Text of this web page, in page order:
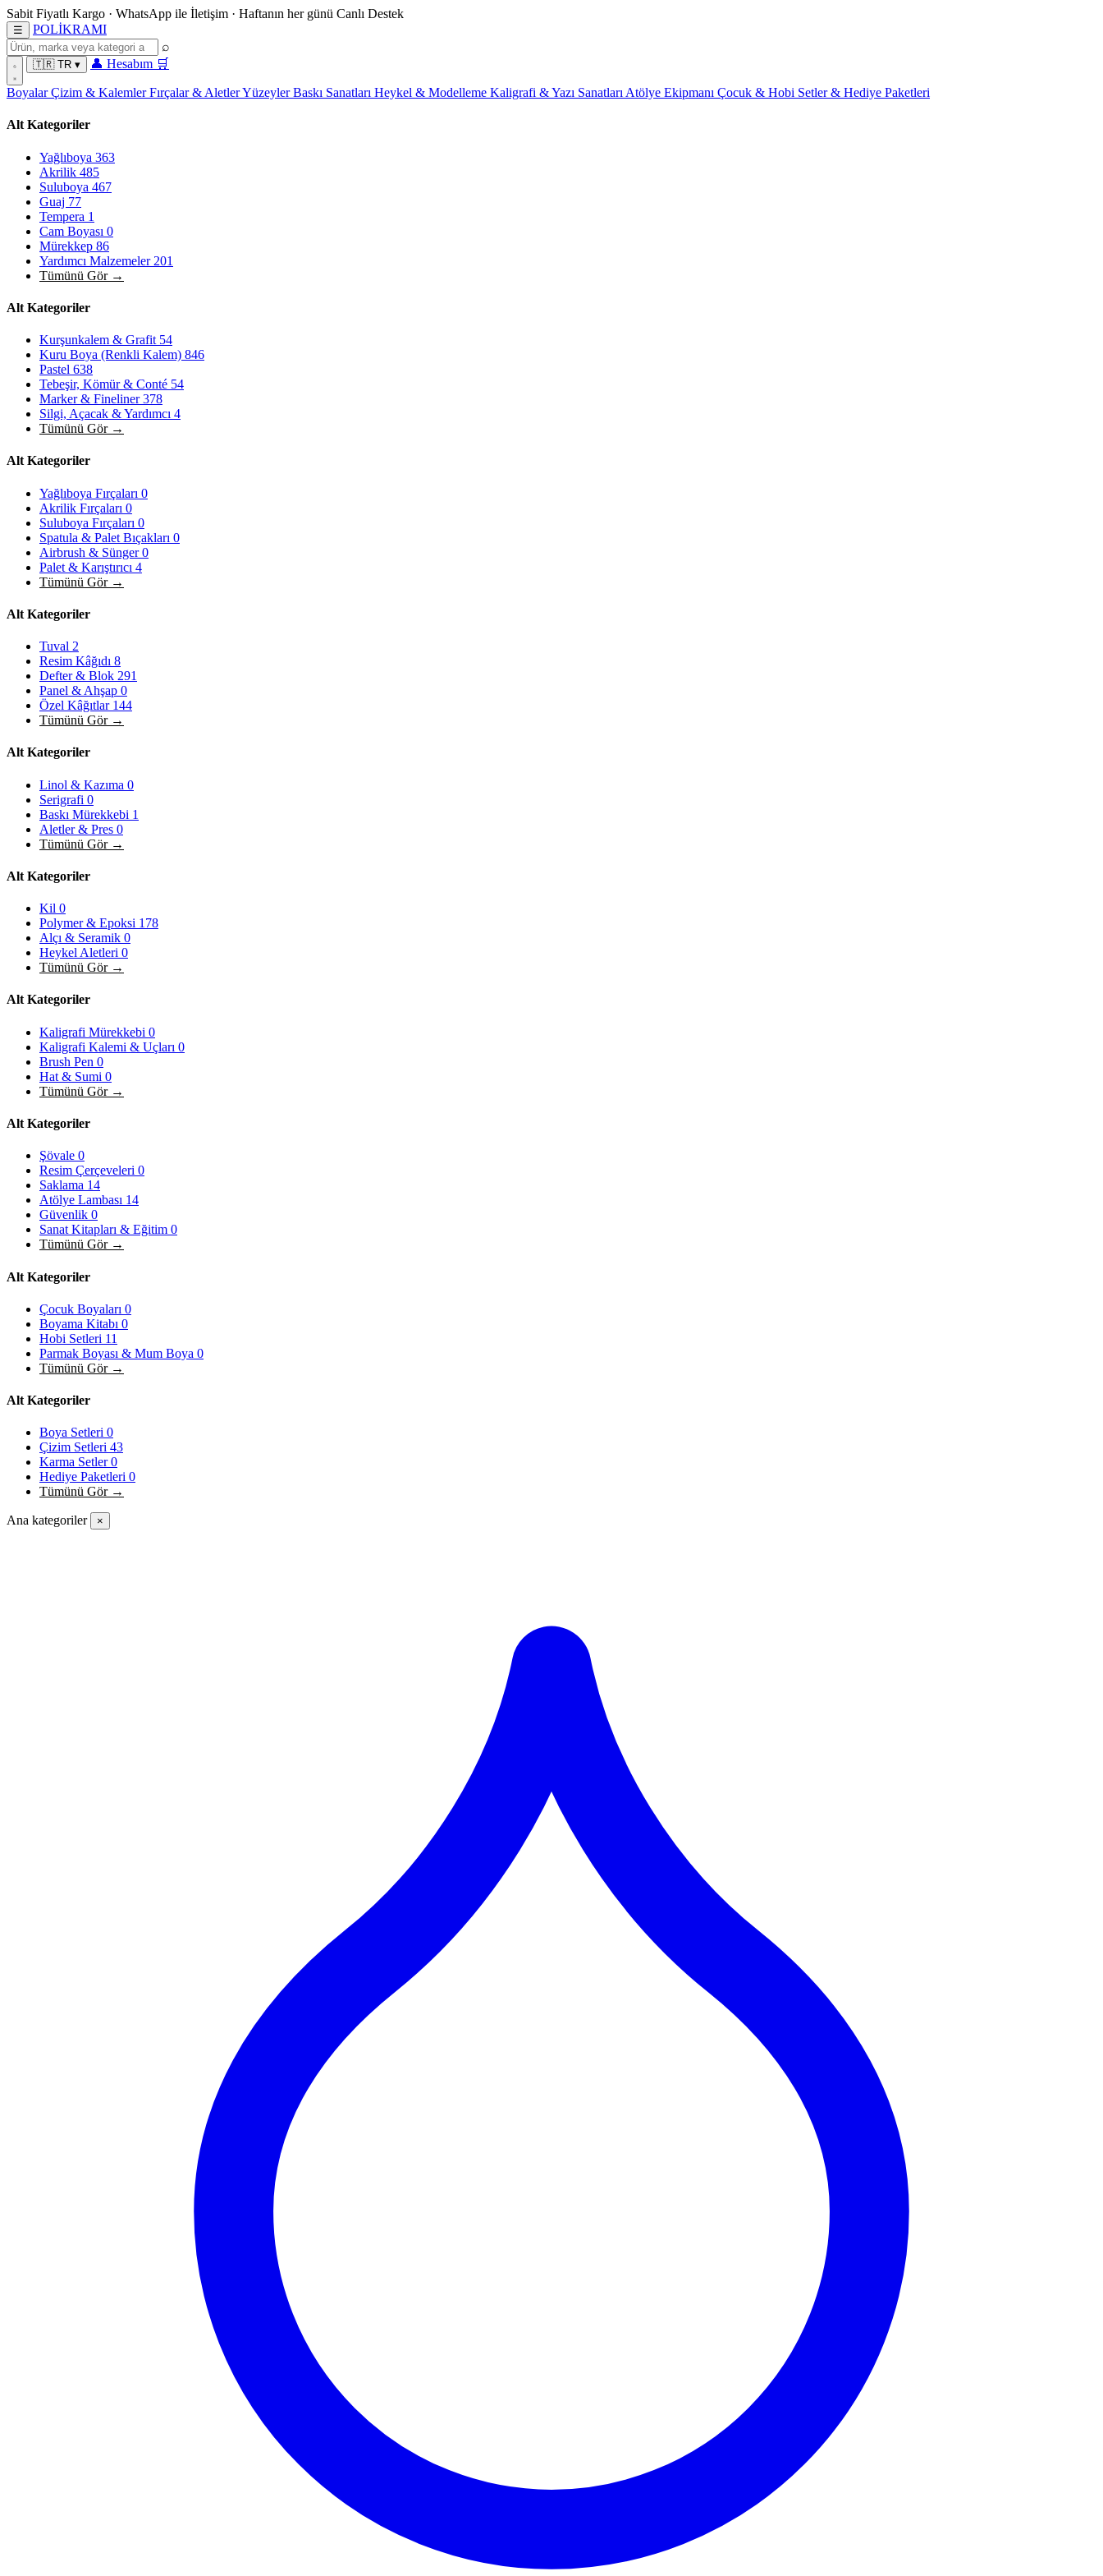
Sabit Fiyatlı Kargo · WhatsApp ile İletişim · Haftanın her günü Canlı Destek
☰ POLİKRAMI
⌕
🇹🇷 TR ▾ 👤 Hesabım 🛒
BoyalarÇizim & KalemlerFırçalar & AletlerYüzeylerBaskı Sanatları Heykel & Modelleme Kaligrafi & Yazı Sanatları Atölye Ekipmanı Çocuk & Hobi Setler & Hediye Paketleri
Alt Kategoriler
Yağlıboya 363
Akrilik 485
Suluboya 467
Guaj 77
Tempera 1
Cam Boyası 0
Mürekkep 86
Yardımcı Malzemeler 201
Tümünü Gör →
Alt Kategoriler
Kurşunkalem & Grafit 54
Kuru Boya (Renkli Kalem) 846
Pastel 638
Tebeşir, Kömür & Conté 54
Marker & Fineliner378
Silgi, Açacak & Yardımcı 4
Tümünü Gör →
Alt Kategoriler
Yağlıboya Fırçaları 0
Akrilik Fırçaları 0
Suluboya Fırçaları 0
Spatula & Palet Bıçakları 0
Airbrush & Sünger0
Palet & Karıştırıcı 4
Tümünü Gör →
Alt Kategoriler
Tuval 2
Resim Kâğıdı 8
Defter & Blok 291
Panel & Ahşap 0
Özel Kâğıtlar 144
Tümünü Gör →
Alt Kategoriler
Linol & Kazıma 0
Serigrafi 0
Baskı Mürekkebi 1
Aletler & Pres 0
Tümünü Gör →
Alt Kategoriler
Kil 0
Polymer & Epoksi 178
Alçı & Seramik 0
Heykel Aletleri 0
Tümünü Gör →
Alt Kategoriler
Kaligrafi Mürekkebi 0
Kaligrafi Kalemi & Uçları 0
Brush Pen 0
Hat & Sumi 0
Tümünü Gör →
Alt Kategoriler
Şövale 0
Resim Çerçeveleri 0
Saklama 14
Atölye Lambası 14
Güvenlik 0
Sanat Kitapları & Eğitim 0
Tümünü Gör →
Alt Kategoriler
Çocuk Boyaları 0
Boyama Kitabı 0
Hobi Setleri 11
Parmak Boyası & Mum Boya 0
Tümünü Gör →
Alt Kategoriler
Boya Setleri 0
Çizim Setleri 43
Karma Setler0
Hediye Paketleri 0
Tümünü Gör →
Ana kategoriler ×